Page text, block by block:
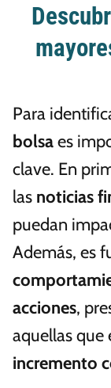
Para
bolsaes
clave. En
las noticias
puedan
Además, es
acciones,
aquellas que
incremento